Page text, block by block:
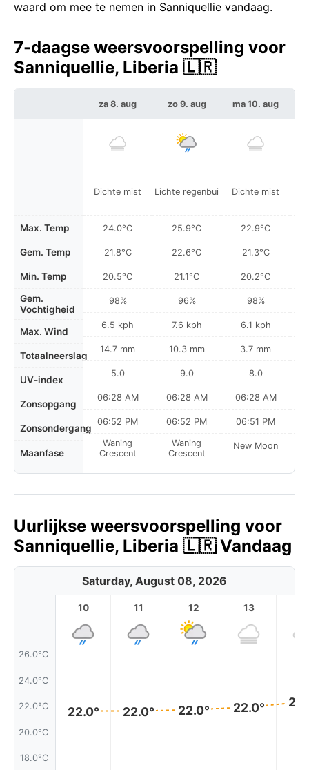
waard om mee te nemen in Sanniquellie vandaag.
7-daagse weersvoorspelling voor
Sanniquellie, Liberia 🇱🇷
Max. Temp
Gem. Temp
Min. Temp
Gem.
Vochtigheid
Max. Wind
Totaalneerslag
UV-index
Zonsopgang
Zonsondergang
Maanfase
za 8. aug
Dichte mist
24.0°C
21.8°C
20.5°C
98%
6.5 kph
14.7 mm
5.0
06:28 AM
06:52 PM
Waning
Crescent
zo 9. aug
Lichte regenbui
25.9°C
22.6°C
21.1°C
96%
7.6 kph
10.3 mm
9.0
06:28 AM
06:52 PM
Waning
Crescent
ma 10. aug
Dichte mist
22.9°C
21.3°C
20.2°C
98%
6.1 kph
3.7 mm
8.0
06:28 AM
06:51 PM
New Moon
Uurlijkse weersvoorspelling voor
Sanniquellie, Liberia 🇱🇷 Vandaag
Saturday, August 08, 2026
26.0°C
24.0°C
22.0°C
20.0°C
18.0°C
10
22.0°
11
22.0°
12
22.0°
13
22.0°